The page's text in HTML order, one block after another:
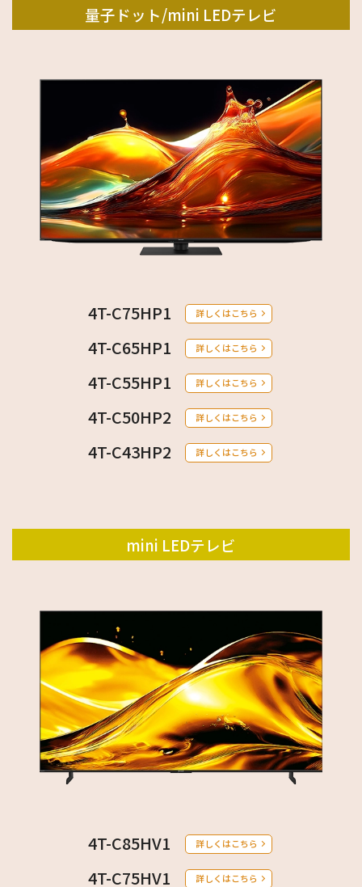
量子ドット/mini LEDテレビ
4T-C75HP1 詳しくはこちら
4T-C65HP1 詳しくはこちら
4T-C55HP1 詳しくはこちら
4T-C50HP2 詳しくはこちら
4T-C43HP2 詳しくはこちら
mini LEDテレビ
4T-C85HV1 詳しくはこちら
4T-C75HV1 詳しくはこちら